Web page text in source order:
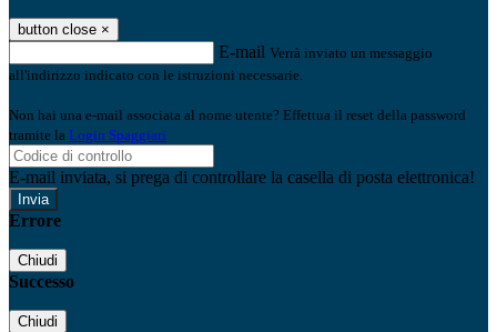
button close ×
E-mail Verrà inviato un messaggio
all'indirizzo indicato con le istruzioni necessarie.
Non hai una e-mail associata al nome utente? Effettua il reset della password
tramite la Login Spaggiari
E-mail inviata, si prega di controllare la casella di posta elettronica!
Errore
Chiudi
Successo
Chiudi